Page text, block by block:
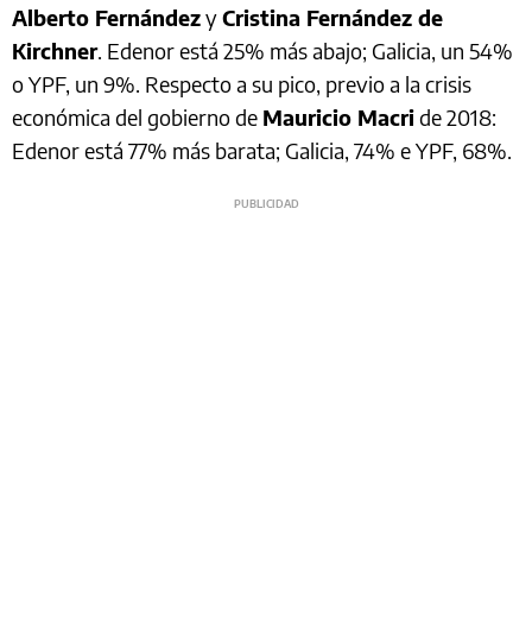
Alberto FernándezyCristina Fernández de
Kirchner. Edenor está 25% más abajo; Galicia, un 54%
o YPF, un 9%. Respecto a su pico, previo a la crisis
económica del gobierno de Mauricio Macride 2018:
Edenor está 77% más barata; Galicia, 74% e YPF, 68%.